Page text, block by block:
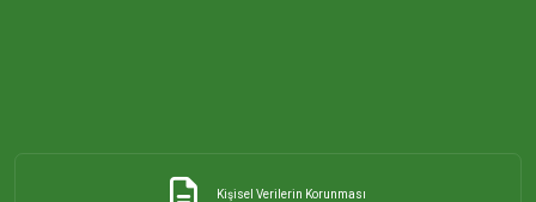
Kişisel Verilerin Korunması